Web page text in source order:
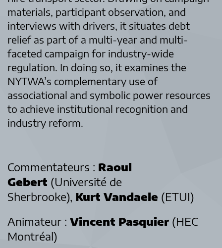
materials, participant observation, and
interviews with drivers, it situates debt
relief as part of a multi-year and multi-
faceted campaign for industry-wide
regulation. In doing so, it examines the
NYTWA’s complementary use of
associational and symbolic power resources
to achieve institutional recognition and
industry reform.
Commentateurs : Raoul
Gebert (Université de
Sherbrooke), Kurt Vandaele (ETUI)
Animateur : Vincent Pasquier (HEC
Montréal)